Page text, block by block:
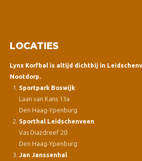
LOCATIES
Lynx Korfbal is altijd dichtbij in
Nootdorp.
Sportpark Boswijk
Laan van Kans 13a
Den Haag-Ypenburg
Sporthal Leidschenveen
Vas Diazdreef 20
Den Haag-Ypenburg
Jan Janssenhal